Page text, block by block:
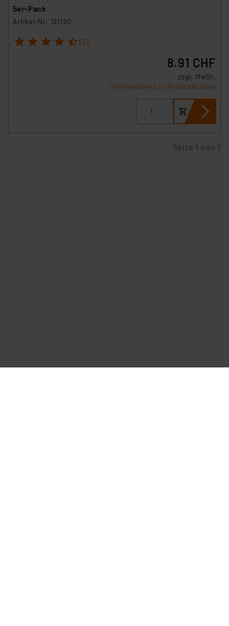
5er-Pack
Artikel-Nr. 121100
1 2 3 4 5 (3)
8.91 CHF
zzgl. MwSt.
Informationen zu Versandkosten
Seite 1 von 1